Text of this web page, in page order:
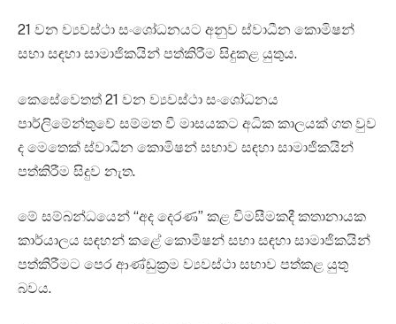
21 වන ව්‍යවස්ථා සංශෝධනයට අනුව ස්වාධීන කොමිෂන්
සභා සඳහා සාමාජිකයින් පත්කිරීම සිදුකළ යුතුය.
කෙසේවෙතත් 21 වන ව්‍යවස්ථා සංශෝධනය
පාර්ලිමේන්තුවේ සම්මත වී මාසයකට අධික කාලයක් ගත වුව
ද මෙතෙක් ස්වාධීන කොමිෂන් සභාව සඳහා සාමාජිකයින්
පත්කිරීම සිදුව නැත.
මේ සම්බන්ධයෙන් “අද දෙරණ” කළ විමසීමකදී කතානායක
කාර්යාලය සඳහන් කළේ කොමිෂන් සභා සඳහා සාමාජිකයින්
පත්කිරීමට පෙර ආණ්ඩුක්‍රම ව්‍යවස්ථා සභාව පත්කළ යුතු
බවය.